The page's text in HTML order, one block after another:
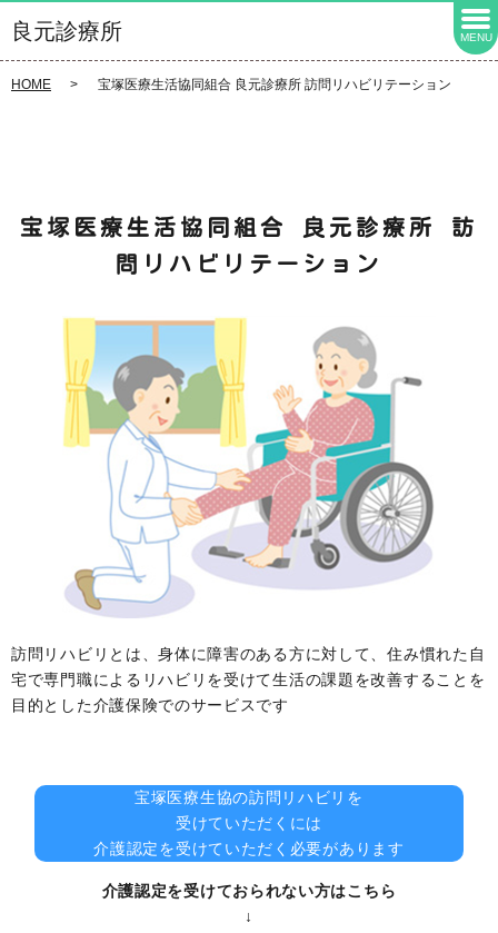
良元診療所 MENU
HOME 宝塚医療生活協同組合 良元診療所 訪問リハビリテーション
宝塚医療生活協同組合 良元診療所 訪
問リハビリテーション
訪問リハビリとは、身体に障害のある方に対して、住み慣れた自
宅で専門職によるリハビリを受けて生活の課題を改善することを
目的とした介護保険でのサービスです
宝塚医療生協の訪問リハビリを
受けていただくには
介護認定を受けていただく必要があります
介護認定を受けておられない方はこちら
↓